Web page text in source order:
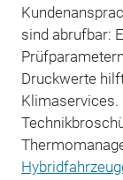
sind abrufbar:
Druckwerte
Klimaservices.